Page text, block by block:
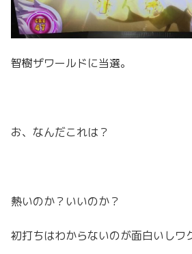
智樹ザワールドに当選。
お、なんだこれは？
熱いのか？いいのか？
初打ちはわからないのが面白いしワ